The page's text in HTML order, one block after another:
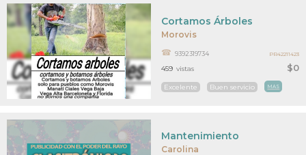
Morovis
$0
Cortamos Árboles
9392319734
Excelente Buen servicio MAS
459 vistas
PR42211423
Carolina
Mantenimiento